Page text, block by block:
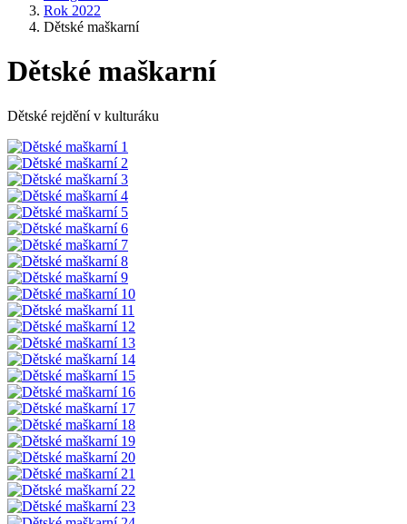
Rok 2022
Dětské maškarní
Dětské maškarní
Dětské rejdění v kulturáku